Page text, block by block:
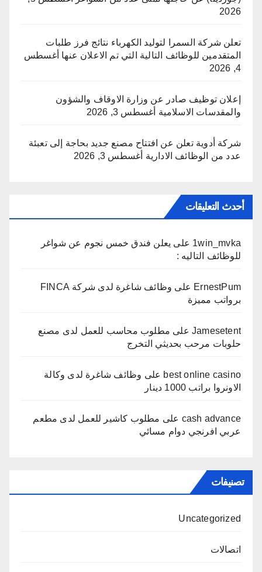
2026
تعلن شركة السمرا لتوليد الكهرباء نتائج فرز طلبات
المتقدمين للوظائف التالية التي تم الاعلان عنها أغسطس
4, 2026
إعلان توظيف صادر عن وزارة الاوقاف والشؤون
والمقدسات الاسلامية أغسطس 3, 2026
شركة أدوية تعلن عن افتتاح مصنع جديد بحاجة إلى تعبئة
عدد من الوظائف الادارية أغسطس 3, 2026
أحدث التعليقات
1win_mvka على يعلن فندق خمس نجوم عن شواغر
للوظائف التاليه :
ErnestPum على
وظائف شاغرة لدى شركة FINCA
برواتب مميزة
Jamesetent على مطلوب محاسب للعمل لدى مصنع
حلوبات مرحب بحديثي التخرج
best online casino على وظائف شاغرة لدى وكالة
الاونروا براتب 1000 دينار
cash advance على مطلوب كاشير للعمل لدى مطعم
عربي افرنجي دوام مسائي
تصنيفات
Uncategorized
اتصالات